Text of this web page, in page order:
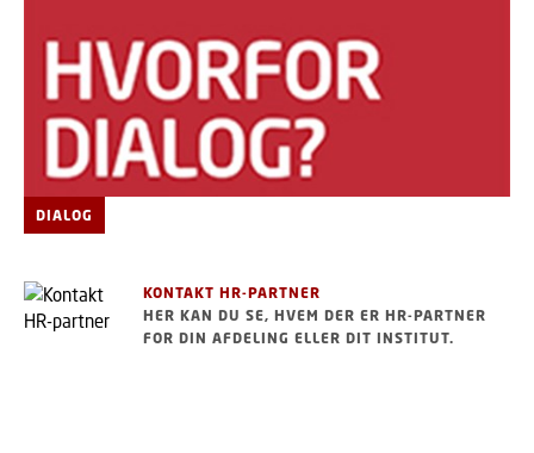
DIALOG
KONTAKT HR-PARTNER
HER KAN DU SE, HVEM DER ER HR-PARTNER
FOR DIN AFDELING ELLER DIT INSTITUT.